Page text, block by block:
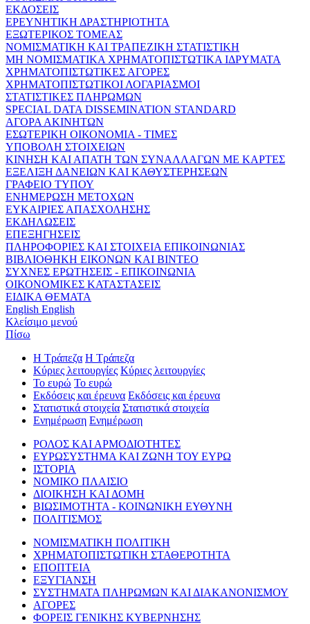
ΕΚΔΟΣΕΙΣ
ΕΡΕΥΝΗΤΙΚΗ ΔΡΑΣΤΗΡΙΟΤΗΤΑ
ΕΞΩΤΕΡΙΚΟΣ ΤΟΜΕΑΣ
ΝΟΜΙΣΜΑΤΙΚΗ ΚΑΙ ΤΡΑΠΕΖΙΚΗ ΣΤΑΤΙΣΤΙΚΗ
ΜΗ ΝΟΜΙΣΜΑΤΙΚΑ ΧΡΗΜΑΤΟΠΙΣΤΩΤΙΚΑ ΙΔΡΥΜΑΤΑ
ΧΡΗΜΑΤΟΠΙΣΤΩΤΙΚΕΣ ΑΓΟΡΕΣ
ΧΡΗΜΑΤΟΠΙΣΤΩΤΙΚΟΙ ΛΟΓΑΡΙΑΣΜΟΙ
ΣΤΑΤΙΣΤΙΚΕΣ ΠΛΗΡΩΜΩΝ
SPECIAL DATA DISSEMINATION STANDARD
ΑΓΟΡΑ ΑΚΙΝΗΤΩΝ
ΕΣΩΤΕΡΙΚΗ ΟΙΚΟΝΟΜΙΑ - ΤΙΜΕΣ
ΥΠΟΒΟΛΗ ΣΤΟΙΧΕΙΩΝ
ΚΙΝΗΣΗ ΚΑΙ ΑΠΑΤΗ ΤΩΝ ΣΥΝΑΛΛΑΓΩΝ ΜΕ ΚΑΡΤΕΣ
ΕΞΕΛΙΞΗ ΔΑΝΕΙΩΝ ΚΑΙ ΚΑΘΥΣΤΕΡΗΣΕΩΝ
ΓΡΑΦΕΙΟ ΤΥΠΟΥ
ΕΝΗΜΕΡΩΣΗ ΜΕΤΟΧΩΝ
ΕΥΚΑΙΡΙΕΣ ΑΠΑΣΧΟΛΗΣΗΣ
ΕΚΔΗΛΩΣΕΙΣ
ΕΠΕΞΗΓΗΣΕΙΣ
ΠΛΗΡΟΦΟΡΙΕΣ ΚΑΙ ΣΤΟΙΧΕΙΑ ΕΠΙΚΟΙΝΩΝΙΑΣ
ΒΙΒΛΙΟΘΗΚΗ ΕΙΚΟΝΩΝ ΚΑΙ ΒΙΝΤΕΟ
ΣΥΧΝΕΣ ΕΡΩΤΗΣΕΙΣ - ΕΠΙΚΟΙΝΩΝΙΑ
ΟΙΚΟΝΟΜΙΚΕΣ ΚΑΤΑΣΤΑΣΕΙΣ
ΕΙΔΙΚΑ ΘΕΜΑΤΑ
English English
Κλείσιμο μενού
Πίσω
Η Τράπεζα Η Τράπεζα
Κύριες λειτουργίες Κύριες λειτουργίες
Το ευρώ Το ευρώ
Εκδόσεις και έρευνα Εκδόσεις και έρευνα
Στατιστικά στοιχεία Στατιστικά στοιχεία
Ενημέρωση Ενημέρωση
ΡΟΛΟΣ ΚΑΙ ΑΡΜΟΔΙΟΤΗΤΕΣ
ΕΥΡΩΣΥΣΤΗΜΑ ΚΑΙ ΖΩΝΗ ΤΟΥ ΕΥΡΩ
ΙΣΤΟΡΙΑ
ΝΟΜΙΚΟ ΠΛΑΙΣΙΟ
ΔΙΟΙΚΗΣΗ ΚΑΙ ΔΟΜΗ
ΒΙΩΣΙΜΟΤΗΤΑ - ΚΟΙΝΩΝΙΚΗ ΕΥΘΥΝΗ
ΠΟΛΙΤΙΣΜΟΣ
ΝΟΜΙΣΜΑΤΙΚΗ ΠΟΛΙΤΙΚΗ
ΧΡΗΜΑΤΟΠΙΣΤΩΤΙΚΗ ΣΤΑΘΕΡΟΤΗΤΑ
ΕΠΟΠΤΕΙΑ
ΕΞΥΓΙΑΝΣΗ
ΣΥΣΤΗΜΑΤΑ ΠΛΗΡΩΜΩΝ ΚΑΙ ΔΙΑΚΑΝΟΝΙΣΜΟΥ
ΑΓΟΡΕΣ
ΦΟΡΕΙΣ ΓΕΝΙΚΗΣ ΚΥΒΕΡΝΗΣΗΣ